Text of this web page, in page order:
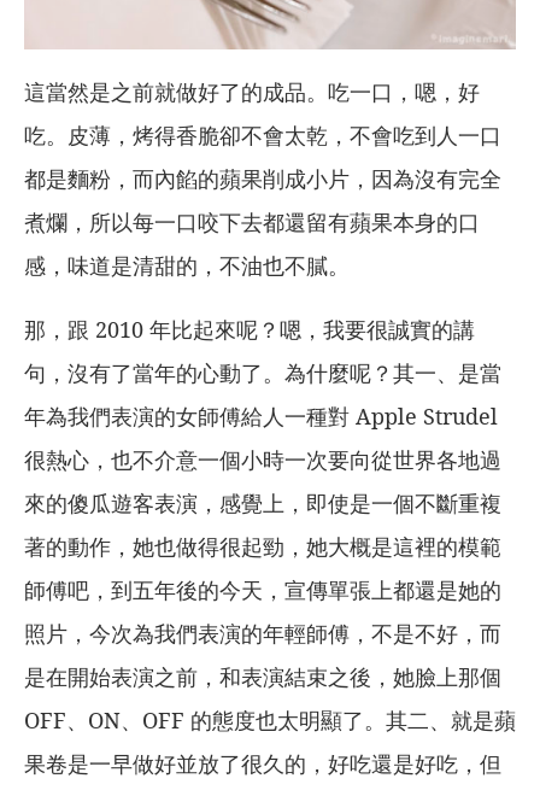
這當然是之前就做好了的成品。吃一口，嗯，好
吃。皮薄，烤得香脆卻不會太乾，不會吃到人一口
都是麵粉，而內餡的蘋果削成小片，因為沒有完全
煮爛，所以每一口咬下去都還留有蘋果本身的口
感，味道是清甜的，不油也不膩。
那，跟 2010 年比起來呢？嗯，我要很誠實的講
句，沒有了當年的心動了。為什麼呢？其一、是當
年為我們表演的女師傅給人一種對 Apple Strudel
很熱心，也不介意一個小時一次要向從世界各地過
來的傻瓜遊客表演，感覺上，即使是一個不斷重複
著的動作，她也做得很起勁，她大概是這裡的模範
師傅吧，到五年後的今天，宣傳單張上都還是她的
照片，今次為我們表演的年輕師傅，不是不好，而
是在開始表演之前，和表演結束之後，她臉上那個
OFF、ON、OFF 的態度也太明顯了。其二、就是蘋
果卷是一早做好並放了很久的，好吃還是好吃，但